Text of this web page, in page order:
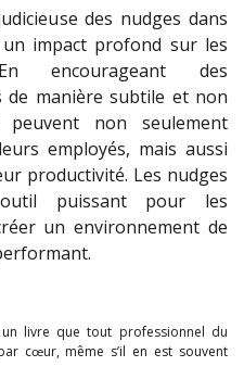
des nudges dans
impact profond sur les
encourageant des
de manière subtile et non
non seulement
employés, mais aussi
productivité. Les nudges
puissant pour les
un environnement de
livre que tout professionnel du
cœur, même s’il en est souvent